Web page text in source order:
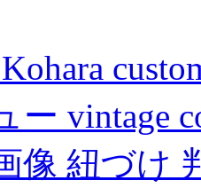
ー vintage
像 紐づけ